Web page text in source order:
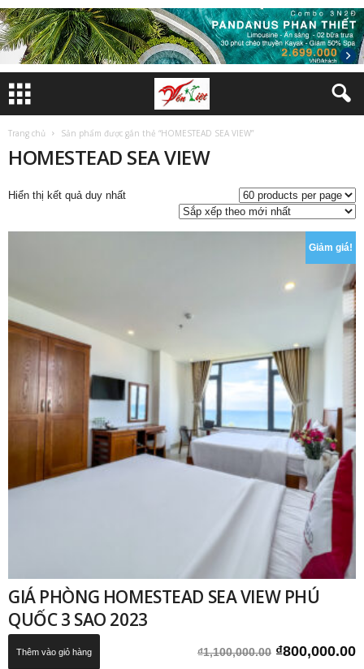
Trang chủ Sản phẩm được gắn thẻ “HOMESTEAD SEA VIEW”
HOMESTEAD SEA VIEW
Hiển thị kết quả duy nhất
Giảm giá!
GIÁ PHÒNG HOMESTEAD SEA VIEW PHÚ
QUỐC 3 SAO 2023
₫1,100,000.00 Giá
₫800,000.00
Thêm vào giỏ hàng